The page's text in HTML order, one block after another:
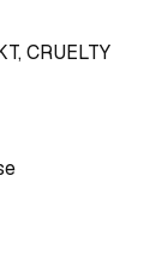
CRUELTY